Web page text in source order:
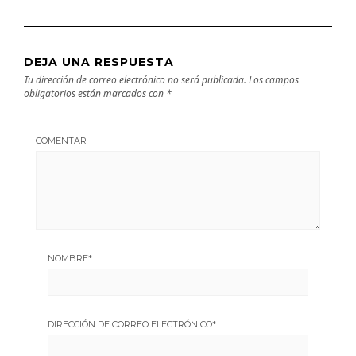
DEJA UNA RESPUESTA
Tu dirección de correo electrónico no será publicada. Los campos
obligatorios están marcados con *
COMENTAR
NOMBRE*
DIRECCIÓN DE CORREO ELECTRÓNICO*